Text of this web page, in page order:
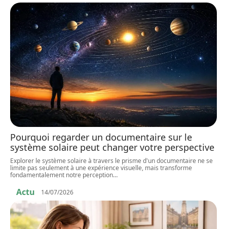
Pourquoi regarder un documentaire sur le
système solaire peut changer votre perspective
Explorer le système solaire à travers le prisme d'un documentaire ne se
limite pas seulement à une expérience visuelle, mais transforme
fondamentalement notre perception…
Actu 14/07/2026